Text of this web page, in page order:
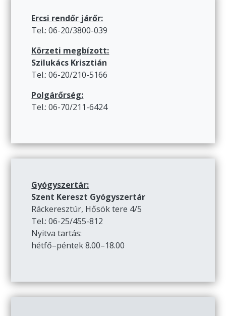
Ercsi rendőr járőr:
Tel.: 06-20/3800-039
Körzeti megbízott:
Szilukács Krisztián
Tel.: 06-20/210-5166
Polgárőrség:
Tel.: 06-70/211-6424
Gyógyszertár:
Szent Kereszt Gyógyszertár
Ráckeresztúr, Hősök tere 4/5
Tel.: 06-25/455-812
Nyitva tartás:
hétfő–péntek 8.00–18.00